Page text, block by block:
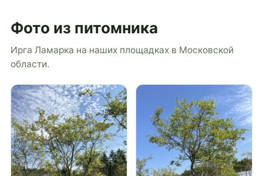
Фото из питомника
Ирга Ламарка на наших площадках в Московской
области.